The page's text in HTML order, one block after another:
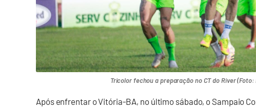
Tricolor fechou a preparação no CT do River (Foto:
Após enfrentar o Vitória-BA, no último sábado, o Sampaio